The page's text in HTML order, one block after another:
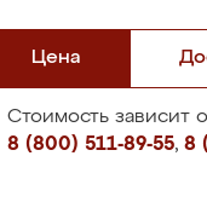
Цена
Стоимость зависит
8 (800) 511-89-55, 8